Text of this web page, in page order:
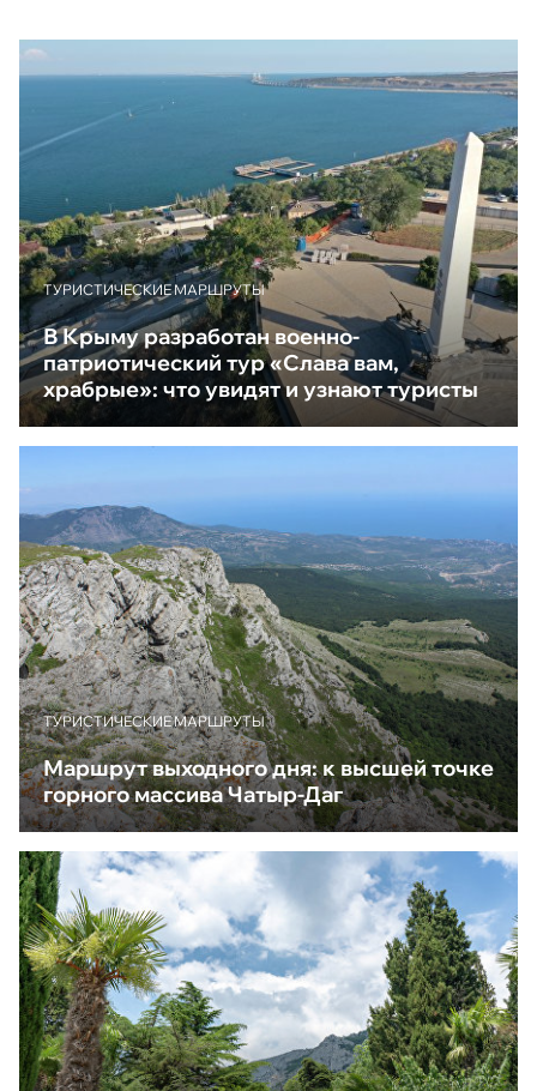
ТУРИСТИЧЕСКИЕ МАРШРУТЫ
В Крыму разработан военно-
патриотический тур «Слава вам,
храбрые»: что увидят и узнают туристы
ТУРИСТИЧЕСКИЕ МАРШРУТЫ
Маршрут выходного дня: к высшей точке
горного массива Чатыр-Даг